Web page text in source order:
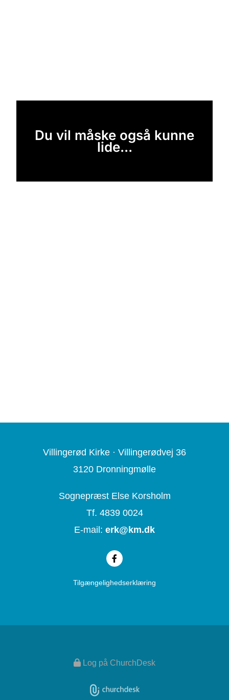
Du vil måske også kunne
lide...
Villingerød Kirke · Villingerødvej 36
3120 Dronningmølle
Sognepræst Else Korsholm
Tf. 4839 0024
E-mail: erk@ km.dk
Tilgængelighedserklæring
Log på ChurchDesk